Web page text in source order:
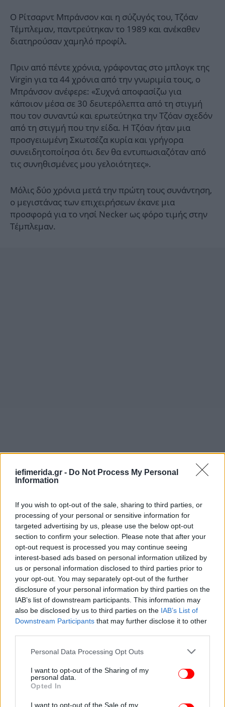
iefimerida.gr - Do Not Process My Personal
Information
If you wish to opt-out of the sale, sharing to third parties, or
processing of your personal or sensitive information for
targeted advertising by us, please use the below opt-out
section to confirm your selection. Please note that after your
opt-out request is processed you may continue seeing
interest-based ads based on personal information utilized by
us or personal information disclosed to third parties prior to
your opt-out. You may separately opt-out of the further
disclosure of your personal information by third parties on the
IAB’s list of downstream participants. This information may
also be disclosed by us to third parties on the IAB’s List of
Downstream Participants that may further disclose it to other
Please note that this website/app uses one or more Google
not limited to your visit or usage behaviour. You may click to
grant or deny consent to Google and its third-party tags to
use your data for below specified purposes in below Google
consent section.
Personal Data Processing Opt Outs
I want to opt-out of the Sharing of my
personal data.
Opted In
I want to opt-out of the Sale of my
Ο Ρίτσαρντ Μπράνσον και η σύζυγός του, Τζόαν
Τέμπλεμαν, παντρεύτηκαν το 1989 και ανέκαθεν
διατηρούσαν χαμηλό προφίλ.
Πριν από πέντε χρόνια, γράφοντας στο μπλογκ της
Virgin για τα 44 χρόνια από την γνωριμία τους, ο
Μπράνσον ανέφερε: «Συχνά αποφασίζω για
κάποιον μέσα σε 30 δευτερόλεπτα από τη στιγμή
που τον συναντώ και ερωτεύτηκα την Τζόαν σχεδόν
από τη στιγμή που την είδα. Η Τζόαν ήταν μια
προσγειωμένη Σκωτσέζα κυρία και γρήγορα
συνειδητοποίησα ότι δεν θα εντυπωσιαζόταν από
τις συνηθισμένες μου γελοιότητες».
Μόλις δύο χρόνια μετά την πρώτη τους συνάντηση,
ο μεγιστάνας των επιχειρήσεων έκανε μια
προσφορά για το νησί Necker ως φόρο τιμής στην
Τέμπλεμαν.
«Όταν έμαθα για ένα όμορφο νησί στις Βρετανικές
Παρθένες Νήσους που ήταν προς πώληση,
Ήμασταν ακόμα στα πρώτα στάδια της Virgin
Records και σίγουρα δεν είχα τα χρήματα για να το
αγοράσω - αλλά πες το αυτό σε έναν τρελό
ερωτευμένο!», έγραψε στο μπλογκ του.